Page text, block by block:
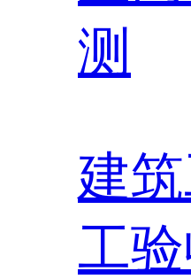
测
建
工